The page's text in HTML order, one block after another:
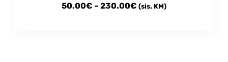
50.00€ –230.00€ Price
(sis. KM)